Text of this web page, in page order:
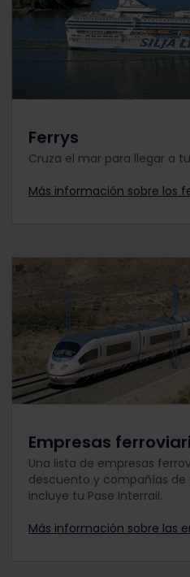
Ferrys
Cruza el mar para llegar a
Más información sobre los
Empresas
Una lista de empresas
descuento y compañías
incluye tu Pase Interrail.
Más información sobre las